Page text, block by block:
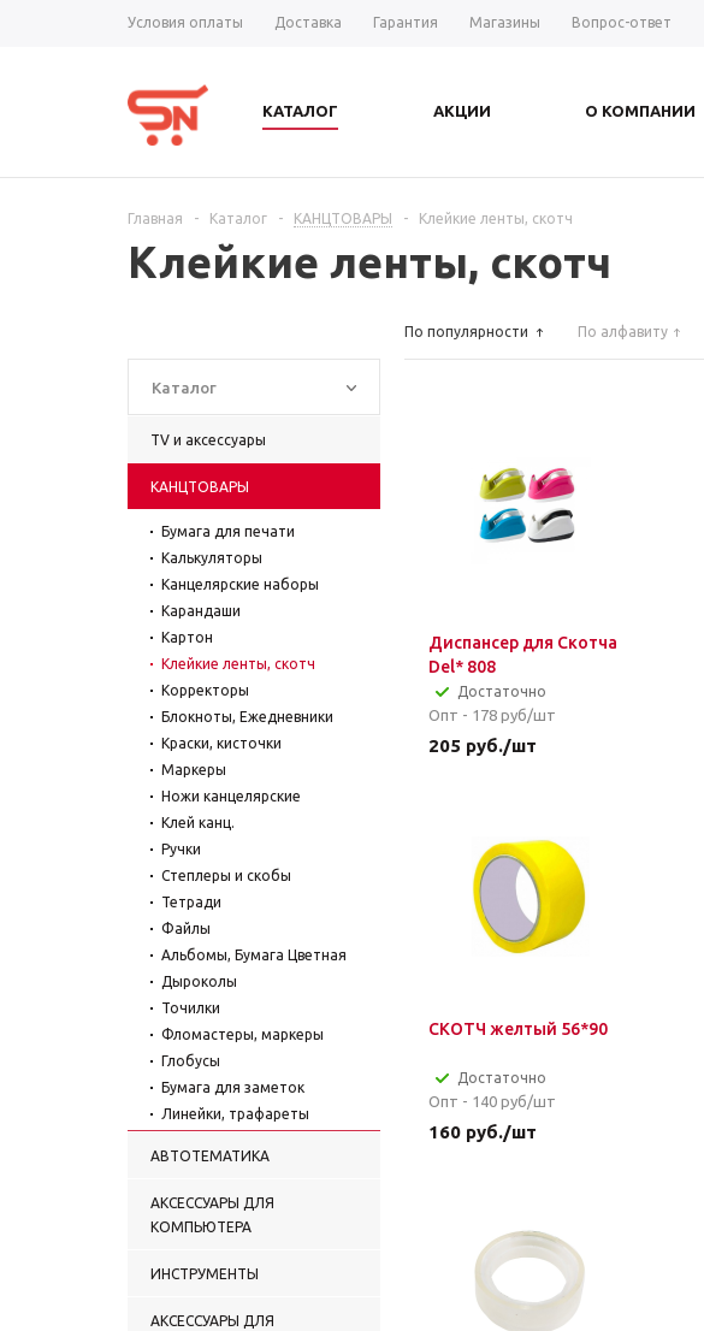
Условия оплаты Доставка Гарантия Магазины Вопрос-ответ
КАТАЛОГ АКЦИИ О КОМПАНИИ
Главная - Каталог - КАНЦТОВАРЫ - Клейкие ленты, скотч
Клейкие ленты, скотч
Каталог
TV и аксессуары
КАНЦТОВАРЫ
Бумага для печати
Калькуляторы
Канцелярские наборы
Карандаши
Картон
Клейкие ленты, скотч
Корректоры
Блокноты, Ежедневники
Краски, кисточки
Маркеры
Ножи канцелярские
Клей канц.
Ручки
Степлеры и скобы
Тетради
Файлы
Альбомы, Бумага Цветная
Дыроколы
Точилки
Фломастеры, маркеры
Глобусы
Бумага для заметок
Линейки, трафареты
Пеналы
Разное (канц)
Обложки
планшеты
АВТОТЕМАТИКА
АКСЕССУАРЫ ДЛЯ
КОМПЬЮТЕРА
ИНСТРУМЕНТЫ
АКСЕССУАРЫ ДЛЯ
По популярности По алфавиту
Диспансер для Скотча
Del* 808
Достаточно
Опт - 178 руб/шт
205 руб./шт
СКОТЧ желтый 56*90
Достаточно
Опт - 140 руб/шт
160 руб./шт